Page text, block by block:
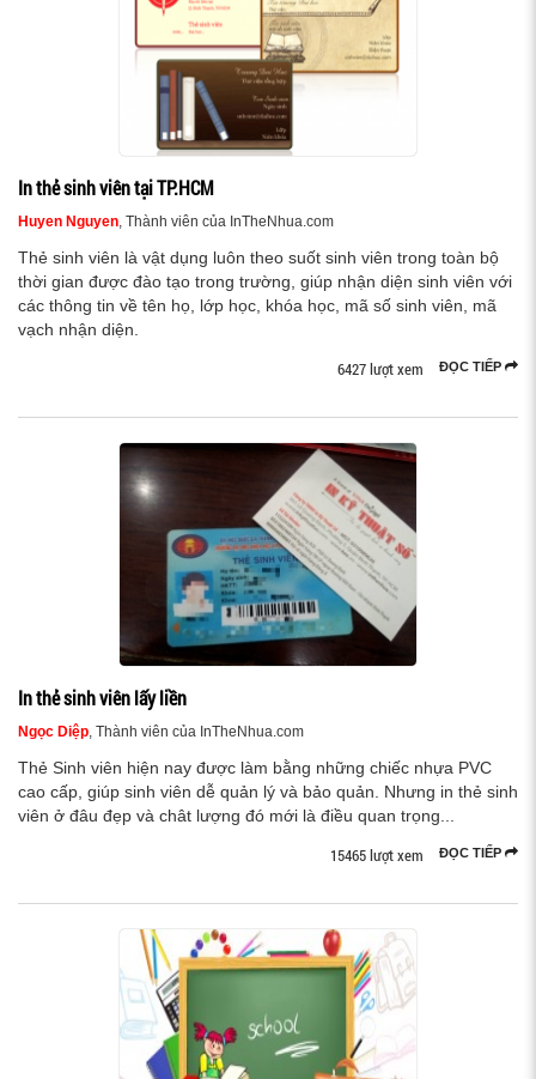
In thẻ sinh viên tại TP.HCM
Huyen Nguyen, Thành viên của InTheNhua.com
Thẻ sinh viên là vật dụng luôn theo suốt sinh viên trong toàn bộ
thời gian được đào tạo trong trường, giúp nhận diện sinh viên với
các thông tin về tên họ, lớp học, khóa học, mã số sinh viên, mã
vạch nhận diện.
ĐỌC TIẾP
6427 lượt xem
In thẻ sinh viên lấy liền
Ngọc Diệp, Thành viên của InTheNhua.com
Thẻ Sinh viên hiện nay được làm bằng những chiếc nhựa PVC
cao cấp, giúp sinh viên dễ quản lý và bảo quản. Nhưng in thẻ sinh
viên ở đâu đẹp và chât lượng đó mới là điều quan trọng...
ĐỌC TIẾP
15465 lượt xem